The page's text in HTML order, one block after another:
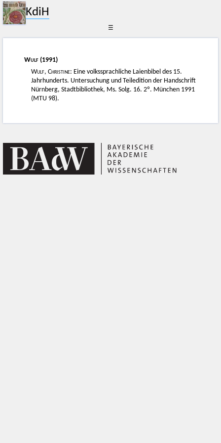
KdiH
☰
Wulf (1991)
Wulf, Christine: Eine volkssprachliche Laienbibel des 15.
Jahrhunderts. Untersuchung und Teiledition der Handschrift
Nürnberg, Stadtbibliothek, Ms. Solg. 16. 2º. München 1991
(MTU 98).